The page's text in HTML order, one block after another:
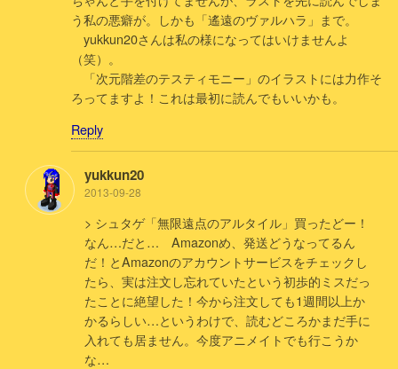
う私の悪癖が。しかも「遙遠のヴァルハラ」まで。
yukkun20さんは私の様になってはいけませんよ
（笑）。
「次元階差のテスティモニー」のイラストには力作そ
ろってますよ！これは最初に読んでもいいかも。
Reply
yukkun20
2013-09-28
> シュタゲ「無限遠点のアルタイル」買ったどー！
なん…だと… Amazonめ、発送どうなってるん
だ！とAmazonのアカウントサービスをチェックし
たら、実は注文し忘れていたという初歩的ミスだっ
たことに絶望した！今から注文しても1週間以上か
かるらしい…というわけで、読むどころかまだ手に
入れても居ません。今度アニメイトでも行こうか
な…